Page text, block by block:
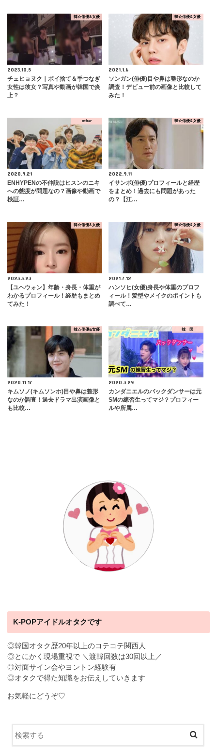
韓☆俳優&女優
2023.10.5
チェヒョヌク｜ポイ捨て＆手つなぎ
女性は彼女？写真や動画が韓国で炎
上？
韓☆俳優&女優
2021.1.6
ソンガン(俳優)目や鼻は整形なのか
調査！デビュー前の画像と比較して
みた！
other
2020.9.21
ENHYPENの不仲説はヒスンのニキ
への態度が問題なの？画像や動画で
検証…
韓☆俳優&女優
2022.9.11
イサンボ(俳優)プロフィールと経歴
をまとめ！過去にも問題があった
の？【江…
韓☆俳優&女優
2023.3.23
【ユヘウォン】年齢・身長・体重が
わかるプロフィール！経歴もまとめ
てみた！
韓☆俳優&女優
2021.7.12
ハンソヒ(女優)身長や体重のプロフ
ィール！髪型やメイクのポイントも
調べて…
韓☆俳優&女優
2020.11.17
キムソノ(キムソンホ)目や鼻は整形
なのか調査！過去ドラマ出演画像と
も比較…
韓 国
2020.3.29
カンダニエルのバックダンサーは元
SMの練習生ってマジ？プロフィー
ルや所属…
K-POPアイドルオタクです
◎韓国オタク歴20年以上のコテコテ関西人
◎とにかく現場重視で ＼渡韓回数は30回以上／
◎対面サイン会やヨントン経験有
◎オタクで得た知識をお伝えしていきます
お気軽にどうぞ♡